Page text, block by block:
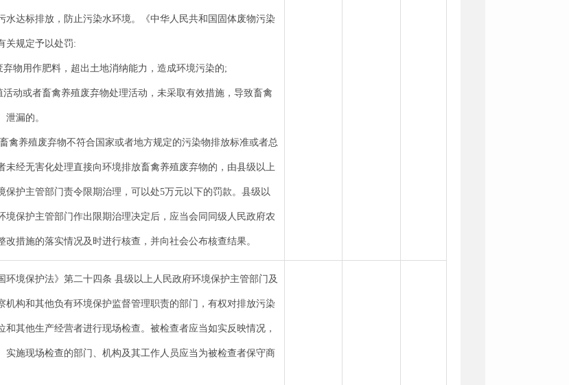
水达标排放，防止污染水环境。《中华人民共和国固体废物污染
关规定予以处罚:
物用作肥料，超出土地消纳能力，造成环境污染的;
动或者畜禽养殖废弃物处理活动，未采取有效措施，导致畜禽
泄漏的。
禽养殖废弃物不符合国家或者地方规定的污染物排放标准或者总
未经无害化处理直接向环境排放畜禽养殖废弃物的，由县级以上
保护主管部门责令限期治理，可以处5万元以下的罚款。县级以
境保护主管部门作出限期治理决定后，应当会同同级人民政府农
改措施的落实情况及时进行核查，并向社会公布核查结果。
环境保护法》第二十四条 县级以上人民政府环境保护主管部门及
机构和其他负有环境保护监督管理职责的部门，有权对排放污染
和其他生产经营者进行现场检查。被检查者应当如实反映情况，
实施现场检查的部门、机构及其工作人员应当为被检查者保守商